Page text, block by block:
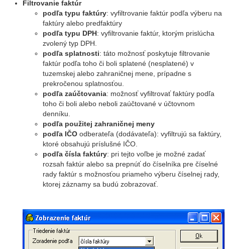
Filtrovanie faktúr
podľa typu faktúry: vyfiltrovanie faktúr podľa výberu na
faktúry alebo predfaktúry
podľa typu DPH: vyfiltrovanie faktúr, ktorým prislúcha
zvolený typ DPH.
podľa splatnosti: táto možnosť poskytuje filtrovanie
faktúr podľa toho či boli splatené (nesplatené) v
tuzemskej alebo zahraničnej mene, prípadne s
prekročenou splatnosťou.
podľa zaúčtovania: možnosť vyfiltrovať faktúry podľa
toho či boli alebo neboli zaúčtované v účtovnom
denníku.
podľa použitej zahraničnej meny
podľa IČO odberateľa (dodávateľa): vyfiltrujú sa faktúry,
ktoré obsahujú príslušné IČO.
podľa čísla faktúry: pri tejto voľbe je možné zadať
rozsah faktúr alebo sa prepnúť do číselníka pre číselné
rady faktúr s možnosťou priameho výberu číselnej rady,
ktorej záznamy sa budú zobrazovať.